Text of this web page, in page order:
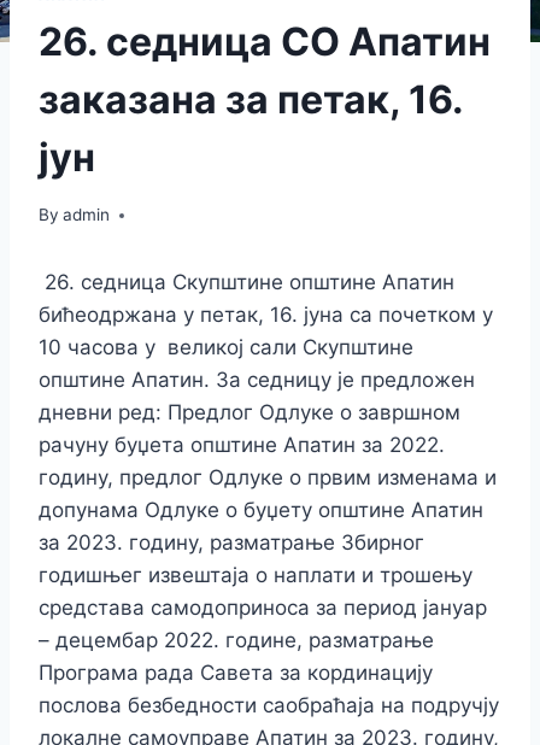
26. седница СО Апатин
заказана за петак, 16.
јун
By admin
26. седница Скупштине општине Апатин
бићеодржана у петак, 16. јуна са почетком у
10 часова у великој сали Скупштине
општине Апатин. За седницу је предложен
дневни ред: Предлог Одлуке о завршном
рачуну буџета општине Апатин за 2022.
годину, предлог Одлуке о првим изменама и
допунама Одлуке о буџету општине Апатин
за 2023. годину, разматрање Збирног
годишњег извештаја о наплати и трошењу
средстава самодоприноса за период јануар
– децембар 2022. године, разматрање
Програма рада Савета за кординацију
послова безбедности саобраћаја на подручју
локалне самоуправе Апатин за 2023. годину,